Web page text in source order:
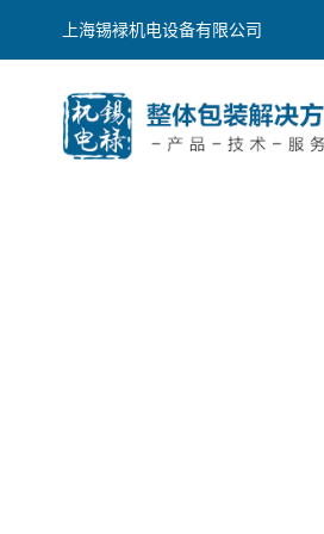
上海锡䘵机电设备有限公司